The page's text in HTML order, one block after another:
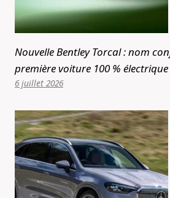
Nouvelle Bentley Torcal : nom
première voiture 100 %
6 juillet 2026